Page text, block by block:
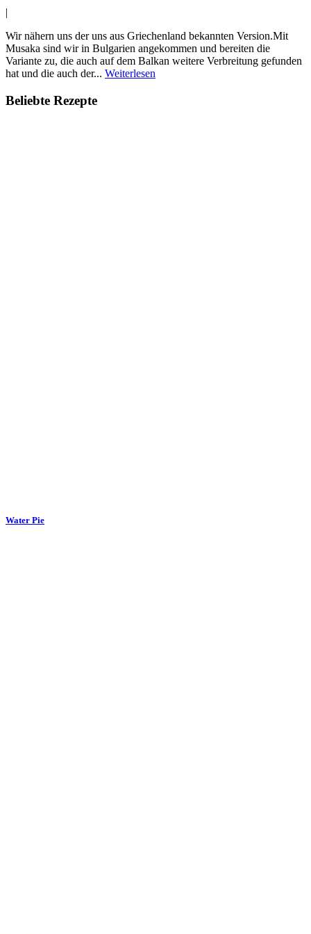
|
Wir nähern uns der uns aus Griechenland bekannten Version.Mit
Musaka sind wir in Bulgarien angekommen und bereiten die
Variante zu, die auch auf dem Balkan weitere Verbreitung gefunden
hat und die auch der... Weiterlesen
Beliebte Rezepte
Water Pie